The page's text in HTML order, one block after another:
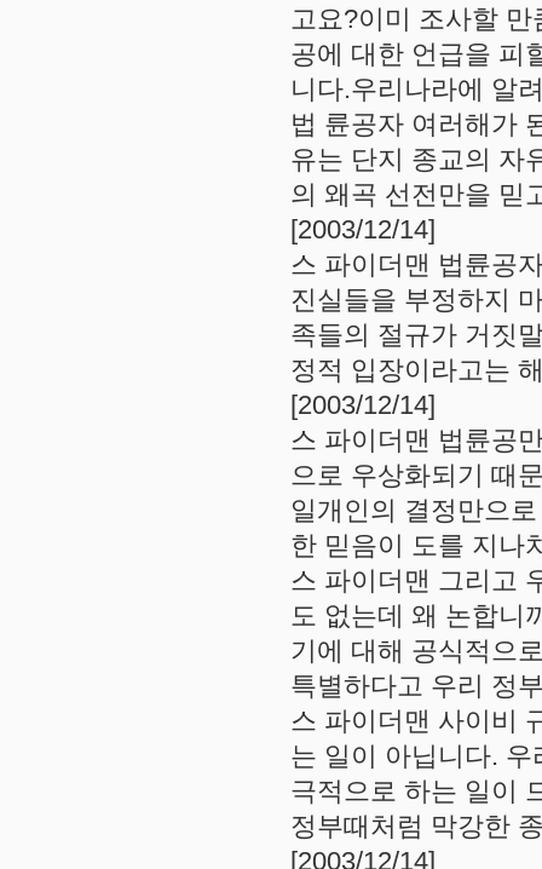
고요?이미 조사할
공에 대한 언급을 피
니다.우리나라에 알
법 륜공자 여러해가
유는 단지 종교의 자
의 왜곡 선전만을 믿
[2003/12/14]
스 파이더맨 법륜공
진실들을 부정하지
족들의 절규가 거짓
정적 입장이라고는
[2003/12/14]
스 파이더맨 법륜공
으로 우상화되기 때
일개인의 결정만으
한 믿음이 도를 지나
스 파이더맨 그리고
도 없는데 왜 논합니
기에 대해 공식적으
특별하다고 우리 정
스 파이더맨 사이비
는 일이 아닙니다.
극적으로 하는 일이
정부때처럼 막강한
[2003/12/14]